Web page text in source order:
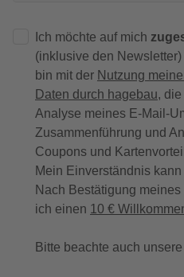
Ich möchte auf mich
(inklusive den
bin mit der Nutzung
Daten durch hagebau,
Analyse meines E-Mail-
Zusammenführung und
Coupons und
Mein Einverständnis
Nach Bestätigung
ich einen 10 €
Bitte beachte auch unsere